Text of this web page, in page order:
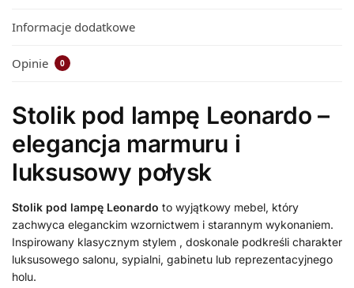
Informacje dodatkowe
Opinie 0
Stolik pod lampę Leonardo –
elegancja marmuru i
luksusowy połysk
Stolik pod lampę Leonardo to wyjątkowy mebel, który
zachwyca eleganckim wzornictwem i starannym wykonaniem.
Inspirowany klasycznym stylem , doskonale podkreśli charakter
luksusowego salonu, sypialni, gabinetu lub reprezentacyjnego
holu.